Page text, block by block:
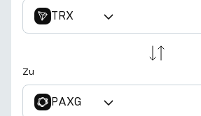
TRX
Zu
PAXG